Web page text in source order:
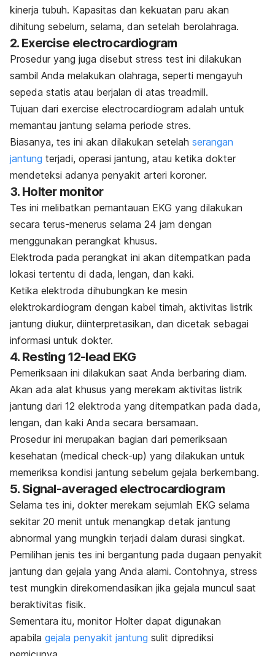
kinerja tubuh. Kapasitas dan kekuatan paru akan
dihitung sebelum, selama, dan setelah berolahraga.
2. Exercise electrocardiogram
Prosedur yang juga disebut stress test ini dilakukan
sambil Anda melakukan olahraga, seperti mengayuh
sepeda statis atau berjalan di atas treadmill.
Tujuan dari exercise electrocardiogram adalah untuk
memantau jantung selama periode stres.
Biasanya, tes ini akan dilakukan setelah serangan
jantung terjadi, operasi jantung, atau ketika dokter
mendeteksi adanya penyakit arteri koroner.
3. Holter monitor
Tes ini melibatkan pemantauan EKG yang dilakukan
secara terus-menerus selama 24 jam dengan
menggunakan perangkat khusus.
Elektroda pada perangkat ini akan ditempatkan pada
lokasi tertentu di dada, lengan, dan kaki.
Ketika elektroda dihubungkan ke mesin
elektrokardiogram dengan kabel timah, aktivitas listrik
jantung diukur, diinterpretasikan, dan dicetak sebagai
informasi untuk dokter.
4. Resting 12-lead EKG
Pemeriksaan ini dilakukan saat Anda berbaring diam.
Akan ada alat khusus yang merekam aktivitas listrik
jantung dari 12 elektroda yang ditempatkan pada dada,
lengan, dan kaki Anda secara bersamaan.
Prosedur ini merupakan bagian dari pemeriksaan
kesehatan (medical check-up) yang dilakukan untuk
memeriksa kondisi jantung sebelum gejala berkembang.
5. Signal-averaged electrocardiogram
Selama tes ini, dokter merekam sejumlah EKG selama
sekitar 20 menit untuk menangkap detak jantung
abnormal yang mungkin terjadi dalam durasi singkat.
Pemilihan jenis tes ini bergantung pada dugaan penyakit
jantung dan gejala yang Anda alami. Contohnya, stress
test mungkin direkomendasikan jika gejala muncul saat
beraktivitas fisik.
Sementara itu, monitor Holter dapat digunakan
apabila gejala penyakit jantung sulit diprediksi